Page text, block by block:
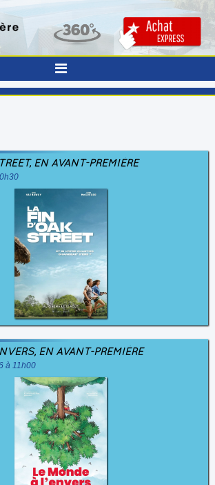
EN AVANT-PREMIÈRE
EN AVANT-PREMIÈRE
à 11h00